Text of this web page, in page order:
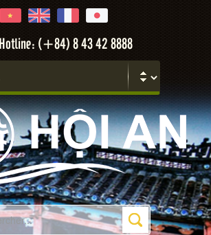
Hotline: (+84) 8 43 42 8888